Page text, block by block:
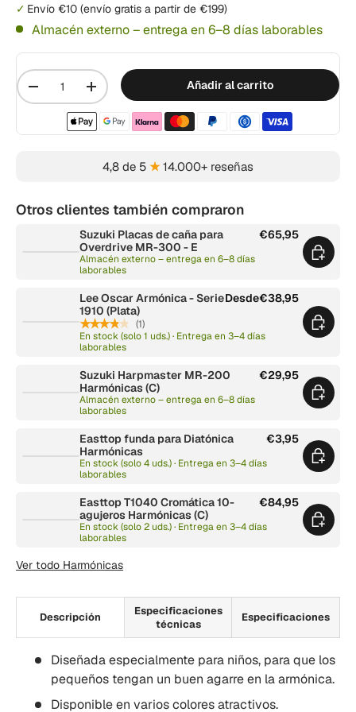
Envío €10 (envío gratis a partir de €199)
Almacén externo – entrega en 6–8 días laborables
Cantidad
-
+ Añadir al carrito
Métodos de pago aceptados
4,8 de 5 ★14.000+ reseñas
Otros clientes también compraron
Suzuki Placas de caña para
Overdrive MR-300 - E
€65,95
Almacén externo – entrega en 6–8 días
laborables
Lee Oscar Armónica - Serie
1910 (Plata)
★★★★★ (1)
Desde€38,95
En stock (solo 1 uds.) · Entrega en 3–4 días
laborables
Suzuki Harpmaster MR-200
Harmónicas (C)
€29,95
Almacén externo – entrega en 6–8 días
laborables
Easttop funda para Diatónica
Harmónicas
€3,95
En stock (solo 4 uds.) · Entrega en 3–4 días
laborables
Easttop T1040 Cromática 10-
agujeros Harmónicas (C)
€84,95
En stock (solo 2 uds.) · Entrega en 3–4 días
laborables
Ver todo Harmónicas
Descripción
Especificaciones
técnicas
Especificaciones
Diseñada especialmente para niños, para que los
pequeños tengan un buen agarre en la armónica.
Disponible en varios colores atractivos.